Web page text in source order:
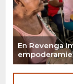
En Revenga